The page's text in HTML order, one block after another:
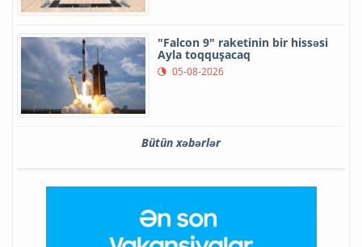
"Falcon 9" raketinin bir hissəsi
Ayla toqquşacaq
05-08-2026
Bütün xəbərlər